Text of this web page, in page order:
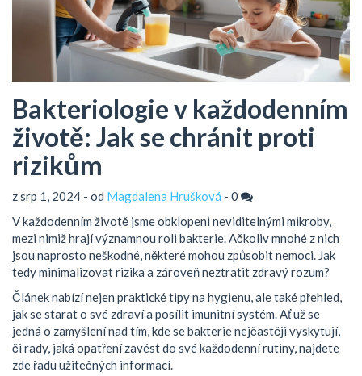
Bakteriologie v každodenním
životě: Jak se chránit proti
rizikům
z srp 1, 2024 - od Magdalena Hrušková - 0
V každodenním životě jsme obklopeni neviditelnými mikroby,
mezi nimiž hrají významnou roli bakterie. Ačkoliv mnohé z nich
jsou naprosto neškodné, některé mohou způsobit nemoci. Jak
tedy minimalizovat rizika a zároveň neztratit zdravý rozum?
Článek nabízí nejen praktické tipy na hygienu, ale také přehled,
jak se starat o své zdraví a posílit imunitní systém. Ať už se
jedná o zamyšlení nad tím, kde se bakterie nejčastěji vyskytují,
či rady, jaká opatření zavést do své každodenní rutiny, najdete
zde řadu užitečných informací.